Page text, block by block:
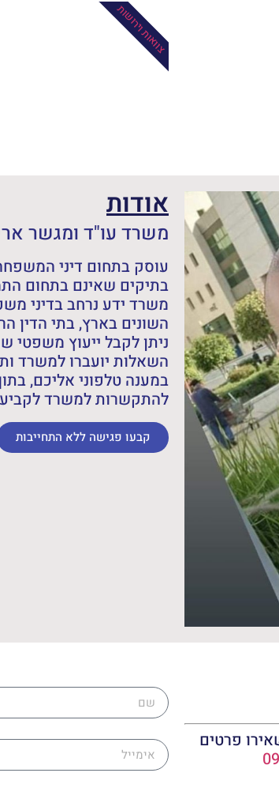
צוואות וירושות
אודות
משרד עו"ד ומגשר
עוסק בתחום דיני
בתיקים שאינם בתחום
משרד ידע נרחב בדיני
השונים בארץ, בתי הדין
ניתן לקבל ייעוץ
השאלות יועברו למשרד
במענה טלפוני אליכם,
להתקשרות למשרד
קבעו פגישה ללא התחייבות
פרטים